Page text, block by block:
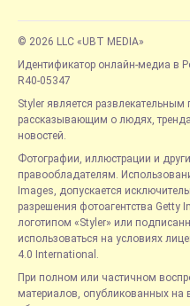
© 2026 LLC «UBT MEDIA»
Идентификатор онлайн-медиа в
R40-05347
Styler является развлекательным
рассказывающим о людях,
новостей.
Фотографии, иллюстрации и
правообладателям.
Images, допускается
разрешения фотоагентства
логотипом «Styler» или
использоваться на условиях
4.0 International.
При полном или частичном
материалов, опубликованных на